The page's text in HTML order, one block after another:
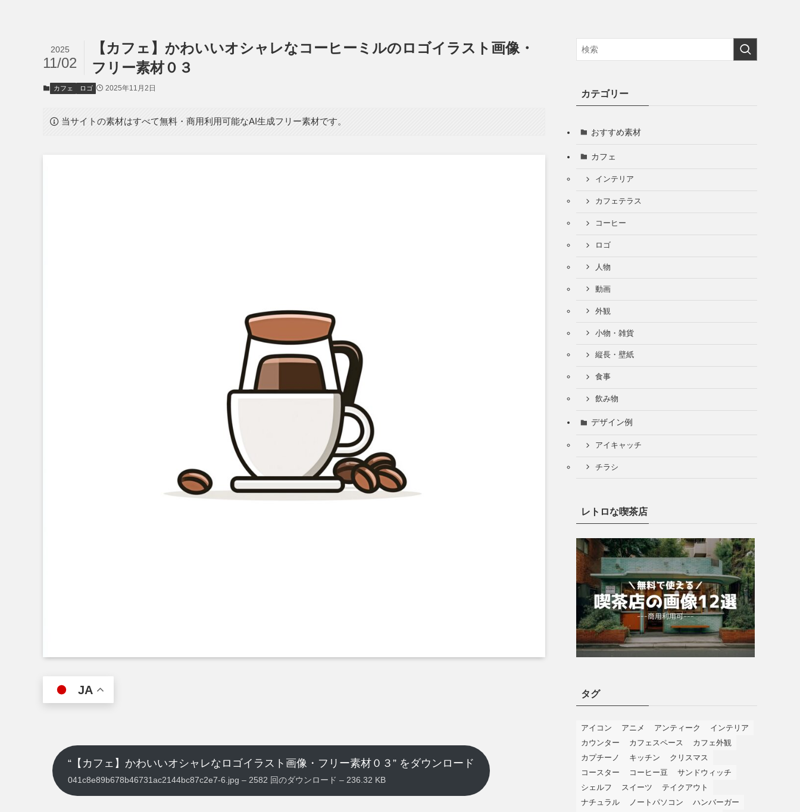
【カフェ】かわいいオシャレなコーヒーミルのロゴイラスト画像・
フリー素材０３
2025
11/02
カフェ ロゴ 2025年11月2日
当サイトの素材はすべて無料・商用利用可能なAI生成フリー素材です。
JA
“【カフェ】かわいいオシャレなロゴイラスト画像・フリー素材０３” をダウンロード
041c8e89b678b46731ac2144bc87c2e7-6.jpg – 2582 回のダウンロード – 236.32 KB
カテゴリー
おすすめ素材
カフェ
インテリア
カフェテラス
コーヒー
ロゴ
人物
動画
外観
小物・雑貨
縦長・壁紙
食事
飲み物
デザイン例
アイキャッチ
チラシ
レトロな喫茶店
タグ
アイコン アニメ アンティーク
インテリア
カウンター
カフェスペース
カフェ外観
カプチーノ
キッチン
クリスマス
コースター
コーヒー豆
サンドウィッチ
シェルフ
スイーツ
テイクアウト
ナチュラル
ノートパソコン
ハンバーガー